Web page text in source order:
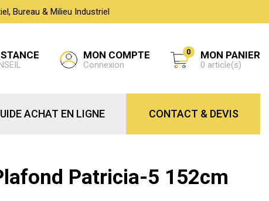
Bureau & Milieu Industriel
MON COMPTE
Connexion
0 MON PANIER
0 article(s)
ACHAT EN LIGNE CONTACT & DEVIS
Patricia-5 152cm